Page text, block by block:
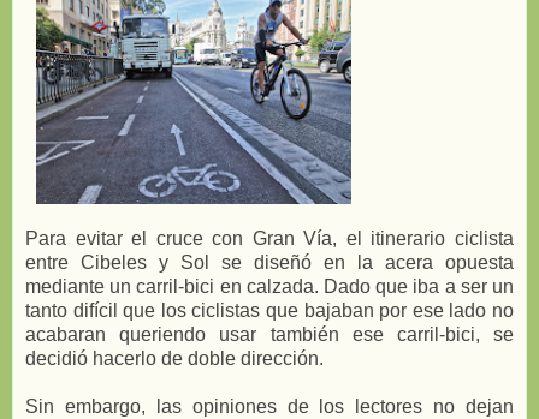
Para evitar el cruce con Gran Vía, el itinerario ciclista
entre Cibeles y Sol se diseñó en la acera opuesta
mediante un carril-bici en calzada. Dado que iba a ser un
tanto difícil que los ciclistas que bajaban por ese lado no
acabaran queriendo usar también ese carril-bici, se
decidió hacerlo de doble dirección.
Sin embargo, las opiniones de los lectores no dejan